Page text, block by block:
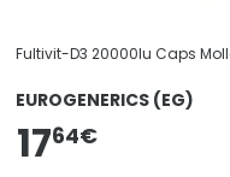
Fultivit-D3 20000Iu Caps
EUROGENERICS (EG)
1764€